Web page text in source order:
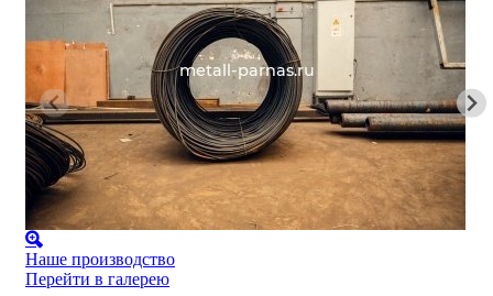
Наше производство
Перейти в галерею